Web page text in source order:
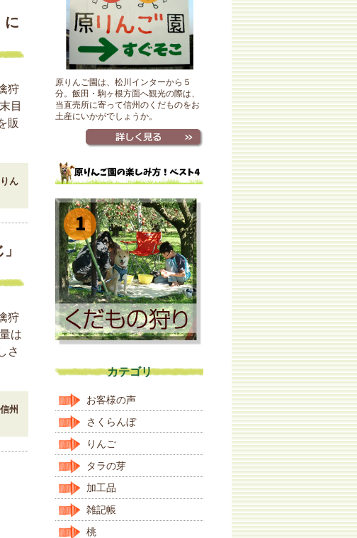
に
狩
目
販
ん
狩
は
さ
信州
原りんご園は、松川インターから５
分。飯田・駒ヶ根方面へ観光の際は、
当直売所に寄って信州のくだものをお
土産にいかがでしょうか。
カテゴリ
お客様の声
さくらんぼ
りんご
タラの芽
加工品
雑記帳
桃